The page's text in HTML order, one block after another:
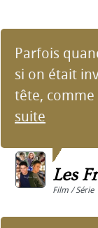
Parfois
si on était
tête,
suite
Les
Film / Série